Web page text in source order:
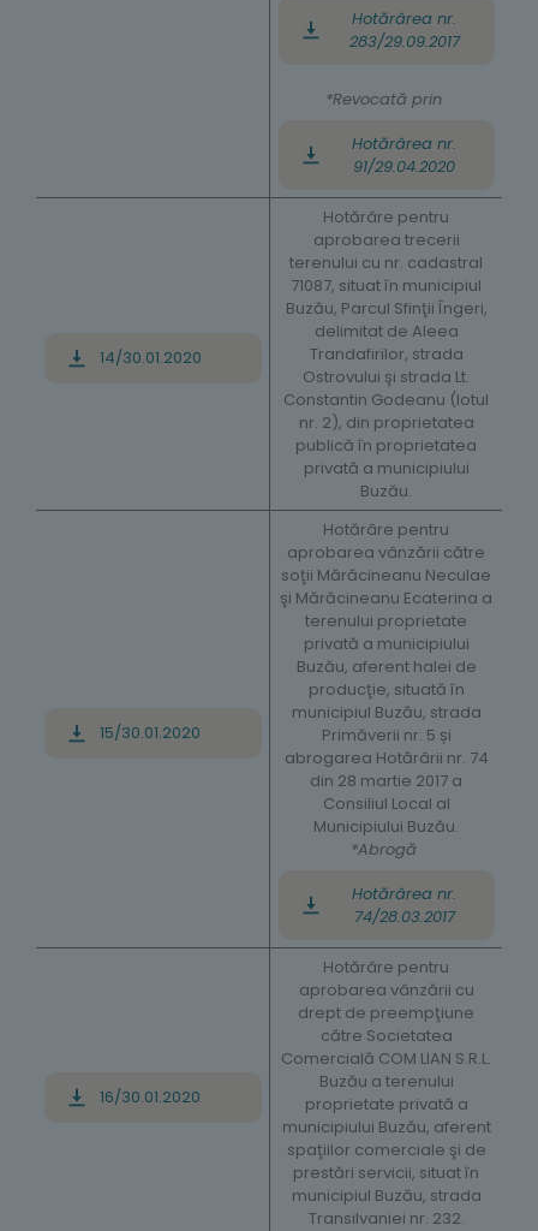
Hotărârea nr.
283/29.09.2017
*Revocată prin
Hotărârea nr.
91/29.04.2020
14/30.01.2020
Hotărâre pentru
aprobarea trecerii
terenului cu nr. cadastral
71087, situat în municipiul
Buzău, Parcul Sfinţii Îngeri,
delimitat de Aleea
Trandafirilor, strada
Ostrovului şi strada Lt.
Constantin Godeanu (lotul
nr. 2), din proprietatea
publică în proprietatea
privată a municipiului
Buzău.
15/30.01.2020
Hotărâre pentru
aprobarea vânzării către
soţii Mărăcineanu Neculae
şi Mărăcineanu Ecaterina a
terenului proprietate
privată a municipiului
Buzău, aferent halei de
producţie, situată în
municipiul Buzău, strada
Primăverii nr. 5 și
abrogarea Hotărârii nr. 74
din 28 martie 2017 a
Consiliul Local al
Municipiului Buzău.
*Abrogă
Hotărârea nr.
74/28.03.2017
16/30.01.2020
Hotărâre pentru
aprobarea vânzării cu
drept de preempţiune
către Societatea
Comercială COM LIAN S.R.L.
Buzău a terenului
proprietate privată a
municipiului Buzău, aferent
spaţiilor comerciale şi de
prestări servicii, situat în
municipiul Buzău, strada
Transilvaniei nr. 232.